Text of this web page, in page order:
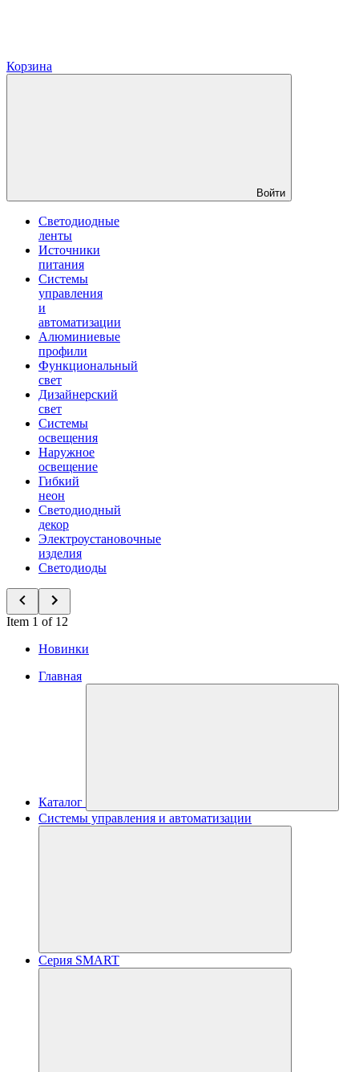
Корзина
Войти
Светодиодные
ленты
Источники
питания
Системы
управления
и
автоматизации
Алюминиевые
профили
Функциональный
свет
Дизайнерский
свет
Системы
освещения
Наружное
освещение
Гибкий
неон
Светодиодный
декор
Электроустановочные
изделия
Светодиоды
Item 1 of 12
Новинки
Главная
Каталог
Системы управления и автоматизации
Серия SMART